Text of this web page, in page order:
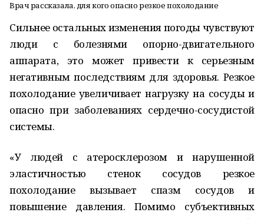
Врач рассказала, для кого опасно резкое похолодание
Сильнее остальных изменения погоды чувствуют
люди с болезнями опорно-двигательного
аппарата, это может привести к серьезным
негативным последствиям для здоровья. Резкое
похолодание увеличивает нагрузку на сосуды и
опасно при заболеваниях сердечно-сосудистой
системы.
«У людей с атеросклерозом и нарушенной
эластичностью стенок сосудов резкое
похолодание вызывает спазм сосудов и
повышение давления. Помимо субъективных